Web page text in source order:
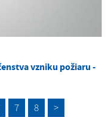
vzniku požiaru -
7 8 >